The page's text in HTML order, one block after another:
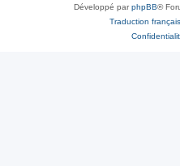
Développé parphpBB®
Traduction